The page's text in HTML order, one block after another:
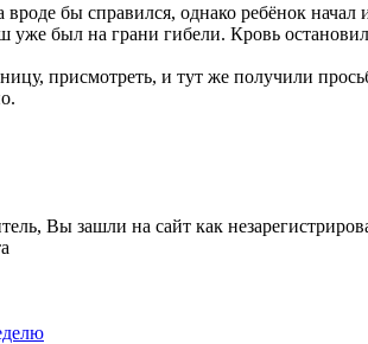
бы справился, однако ребёнок
уже был на грани гибели. Кровь
присмотреть, и тут же получили
Вы зашли на сайт как